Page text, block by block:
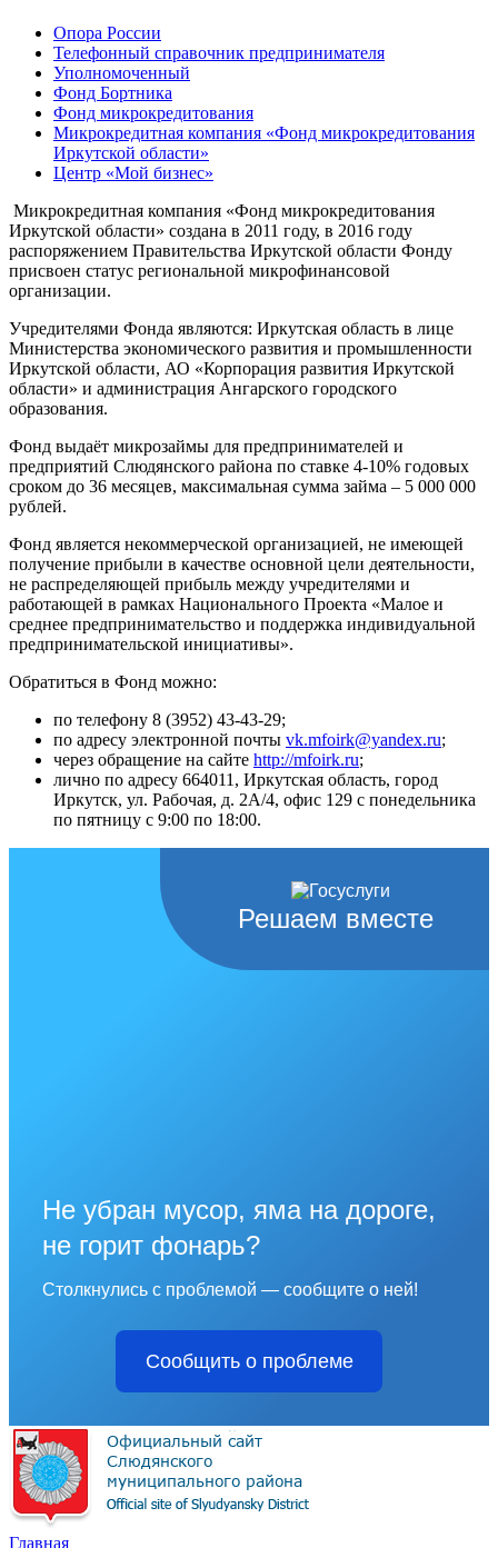
Опора России
Телефонный справочник предпринимателя
Уполномоченный
Фонд Бортника
Фонд микрокредитования
Микрокредитная компания «Фонд микрокредитования
Иркутской области»
Центр «Мой бизнес»
Микрокредитная компания «Фонд микрокредитования
Иркутской области» создана в 2011 году, в 2016 году
распоряжением Правительства Иркутской области Фонду
присвоен статус региональной микрофинансовой
организации.
Учредителями Фонда являются: Иркутская область в лице
Министерства экономического развития и промышленности
Иркутской области, АО «Корпорация развития Иркутской
области» и администрация Ангарского городского
образования.
Фонд выдаёт микрозаймы для предпринимателей и
предприятий Слюдянского района по ставке 4-10% годовых
сроком до 36 месяцев, максимальная сумма займа – 5 000 000
рублей.
Фонд является некоммерческой организацией, не имеющей
получение прибыли в качестве основной цели деятельности,
не распределяющей прибыль между учредителями и
работающей в рамках Национального Проекта «Малое и
среднее предпринимательство и поддержка индивидуальной
предпринимательской инициативы».
Обратиться в Фонд можно:
по телефону 8 (3952) 43-43-29;
по адресу электронной почты vk.mfoirk@yandex.ru;
через обращение на сайте http://mfoirk.ru;
лично по адресу 664011, Иркутская область, город
Иркутск, ул. Рабочая, д. 2А/4, офис 129 с понедельника
по пятницу с 9:00 по 18:00.
Решаем вместе
Не убран мусор, яма на дороге,
не горит фонарь?
Столкнулись с проблемой — сообщите о ней!
Сообщить о проблеме
Главная